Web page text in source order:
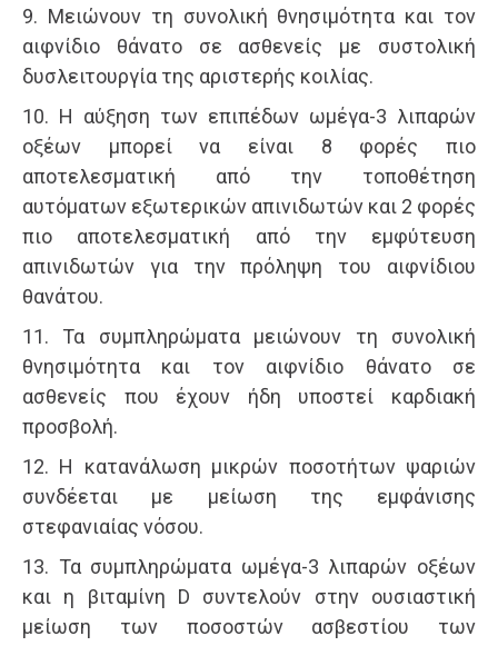
9. Μειώνουν τη συνολική θνησιμότητα και τον
αιφνίδιο θάνατο σε ασθενείς με συστολική
δυσλειτουργία της αριστερής κοιλίας.
10. Η αύξηση των επιπέδων ωμέγα-3 λιπαρών
οξέων μπορεί να είναι 8 φορές πιο
αποτελεσματική από την τοποθέτηση
αυτόματων εξωτερικών απινιδωτών και 2 φορές
πιο αποτελεσματική από την εμφύτευση
απινιδωτών για την πρόληψη του αιφνίδιου
θανάτου.
11. Τα συμπληρώματα μειώνουν τη συνολική
θνησιμότητα και τον αιφνίδιο θάνατο σε
ασθενείς που έχουν ήδη υποστεί καρδιακή
προσβολή.
12. Η κατανάλωση μικρών ποσοτήτων ψαριών
συνδέεται με μείωση της εμφάνισης
στεφανιαίας νόσου.
13. Τα συμπληρώματα ωμέγα-3 λιπαρών οξέων
και η βιταμίνη D συντελούν στην ουσιαστική
μείωση των ποσοστών ασβεστίου των